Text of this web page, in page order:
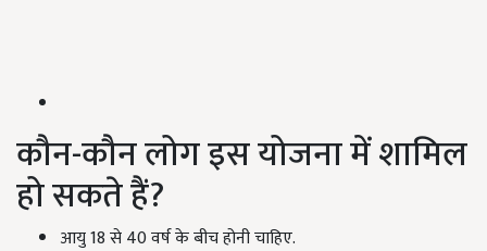
कौन-कौन लोग इस योजना में शामिल
हो सकते हैं?
आयु 18 से 40 वर्ष के बीच होनी चाहिए.